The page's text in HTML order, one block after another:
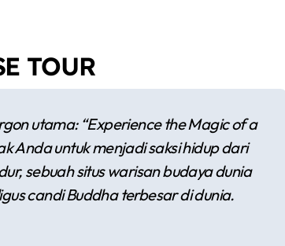
TOUR
utama: “Experience the Magic of a
Anda untuk menjadi saksi hidup dari
sebuah situs warisan budaya dunia
candi Buddha terbesar di dunia.